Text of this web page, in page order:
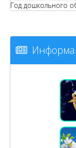
Год дошкольного